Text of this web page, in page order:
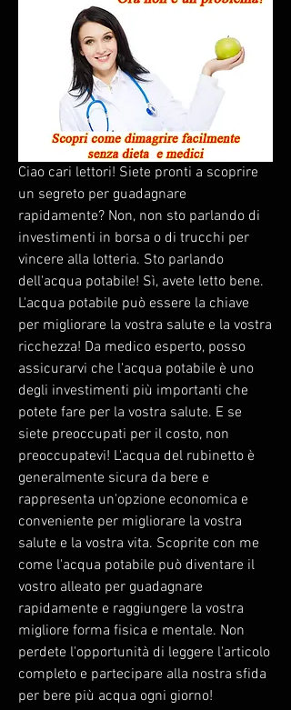
Ciao cari lettori! Siete pronti a scoprire
un segreto per guadagnare
rapidamente? Non, non sto parlando di
investimenti in borsa o di trucchi per
vincere alla lotteria. Sto parlando
dell'acqua potabile! Sì, avete letto bene.
L'acqua potabile può essere la chiave
per migliorare la vostra salute e la vostra
ricchezza! Da medico esperto, posso
assicurarvi che l'acqua potabile è uno
degli investimenti più importanti che
potete fare per la vostra salute. E se
siete preoccupati per il costo, non
preoccupatevi! L'acqua del rubinetto è
generalmente sicura da bere e
rappresenta un'opzione economica e
conveniente per migliorare la vostra
salute e la vostra vita. Scoprite con me
come l'acqua potabile può diventare il
vostro alleato per guadagnare
rapidamente e raggiungere la vostra
migliore forma fisica e mentale. Non
perdete l'opportunità di leggere l'articolo
completo e partecipare alla nostra sfida
per bere più acqua ogni giorno!